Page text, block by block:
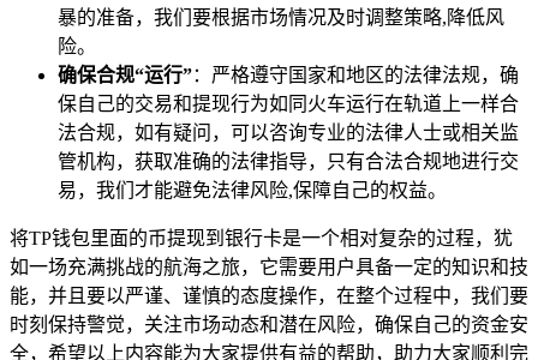
暴的准备，我们要根据市场情况及时调整策略,降低风
险。
确保合规“运行”：严格遵守国家和地区的法律法规，确
保自己的交易和提现行为如同火车运行在轨道上一样合
法合规，如有疑问，可以咨询专业的法律人士或相关监
管机构，获取准确的法律指导，只有合法合规地进行交
易，我们才能避免法律风险,保障自己的权益。
将TP钱包里面的币提现到银行卡是一个相对复杂的过程，犹
如一场充满挑战的航海之旅，它需要用户具备一定的知识和技
能，并且要以严谨、谨慎的态度操作，在整个过程中，我们要
时刻保持警觉，关注市场动态和潜在风险，确保自己的资金安
全，希望以上内容能为大家提供有益的帮助，助力大家顺利完